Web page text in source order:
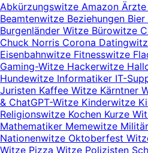
Abkürzungswitze Amazon Ärzte
Beamtenwitze Beziehungen
Burgenländer Witze Bürowitze
Chuck Norris Corona
Eisenbahnwitze Fitnesswitze
Gaming-Witze Hackerwitze
Hundewitze Informatiker IT-
Juristen Kaffee Witze Kärntner
& ChatGPT-Witze Kinderwitze
Religionswitze Kochen Kurze
Mathematiker Memewitze Militär
Nationenwitze Oktoberfest
Witze Pizza Witze Polizisten